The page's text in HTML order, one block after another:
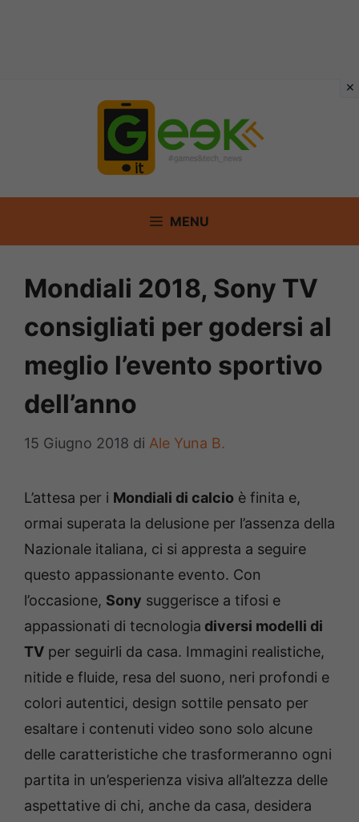
MENU
Mondiali 2018, Sony TV
consigliati per godersi al
meglio l’evento sportivo
dell’anno
15 Giugno 2018 di Ale Yuna B.
L’attesa per i Mondiali di calcio è finita e,
ormai superata la delusione per l’assenza della
Nazionale italiana, ci si appresta a seguire
questo appassionante evento. Con
l’occasione, Sony suggerisce a tifosi e
appassionati di tecnologia diversi modelli di
TV per seguirli da casa. Immagini realistiche,
nitide e fluide, resa del suono, neri profondi e
colori autentici, design sottile pensato per
esaltare i contenuti video sono solo alcune
delle caratteristiche che trasformeranno ogni
partita in un’esperienza visiva all’altezza delle
aspettative di chi, anche da casa, desidera